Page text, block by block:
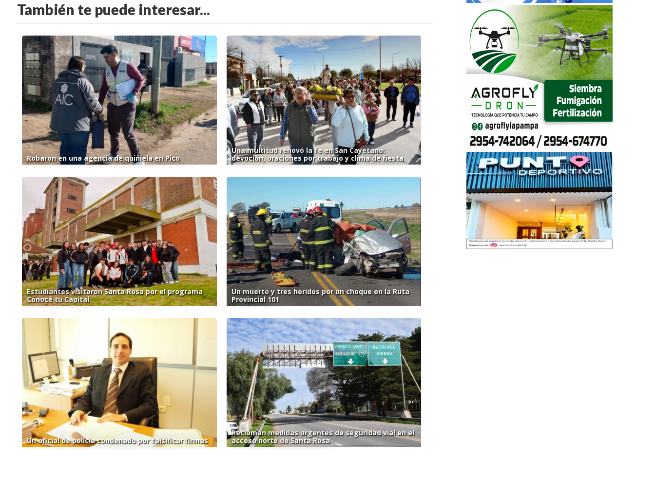
También te puede interesar...
Robaron en una agencia de quiniela en Pico
Una multitud renovó la fe en San Cayetano:
devoción, oraciones por trabajo y clima de fiesta
Estudiantes visitaron Santa Rosa por el programa
Conocé tu Capital
Un muerto y tres heridos por un choque en la Ruta
Provincial 101
Un oficial de policía condenado por falsificar firmas
Reclaman medidas urgentes de seguridad vial en el
acceso norte de Santa Rosa